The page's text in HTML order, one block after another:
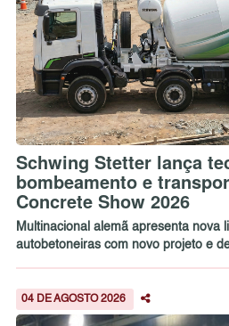
Schwing Stetter lança
bombeamento e
Concrete Show 2026
Multinacional alemã apresenta nova
autobetoneiras com novo projeto e
04 DE AGOSTO 2026